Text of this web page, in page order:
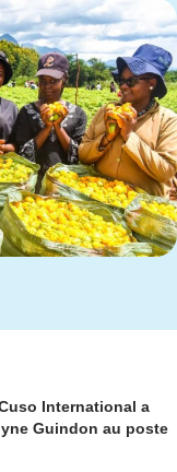
International a
Guindon au poste